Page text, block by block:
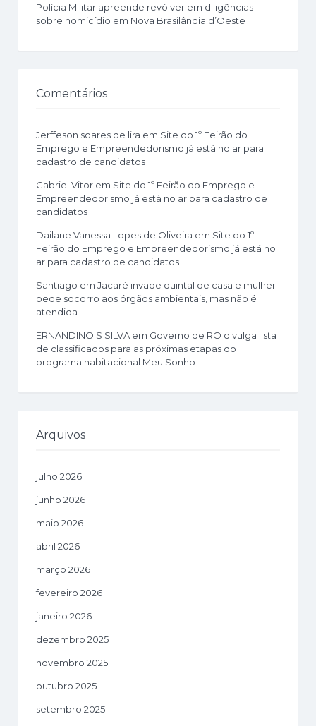
Polícia Militar apreende revólver em diligências
sobre homicídio em Nova Brasilândia d’Oeste
Comentários
Jerffeson soares de lira em Site do 1º Feirão do
Emprego e Empreendedorismo já está no ar para
cadastro de candidatos
Gabriel Vitor em Site do 1º Feirão do Emprego e
Empreendedorismo já está no ar para cadastro de
candidatos
Dailane Vanessa Lopes de Oliveira em Site do 1º
Feirão do Emprego e Empreendedorismo já está no
ar para cadastro de candidatos
Santiago em Jacaré invade quintal de casa e mulher
pede socorro aos órgãos ambientais, mas não é
atendida
ERNANDINO S SILVA em Governo de RO divulga lista
de classificados para as próximas etapas do
programa habitacional Meu Sonho
Arquivos
julho 2026
junho 2026
maio 2026
abril 2026
março 2026
fevereiro 2026
janeiro 2026
dezembro 2025
novembro 2025
outubro 2025
setembro 2025